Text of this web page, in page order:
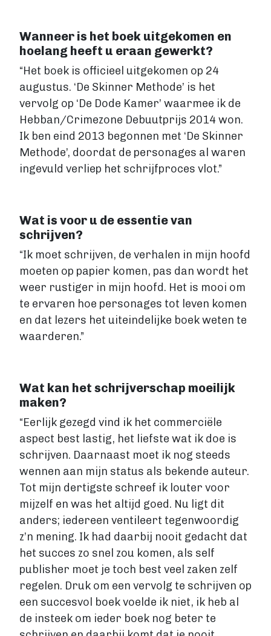
Boek schrijven
FICTIE
Fictie
Chicklit
Fantasy
Kinderboek
Roman
Thriller
Support
Prijzen
Blog
Over ons
Login
Account maken
Wanneer is het boek uitgekomen en
hoelang heeft u eraan gewerkt?
“Het boek is officieel uitgekomen op 24
augustus. ‘De Skinner Methode’ is het
vervolg op ‘De Dode Kamer’ waarmee ik de
Hebban/Crimezone Debuutprijs 2014 won.
Ik ben eind 2013 begonnen met ‘De Skinner
Methode’, doordat de personages al waren
ingevuld verliep het schrijfproces vlot.”
Wat is voor u de essentie van
schrijven?
“Ik moet schrijven, de verhalen in mijn hoofd
moeten op papier komen, pas dan wordt het
weer rustiger in mijn hoofd. Het is mooi om
te ervaren hoe personages tot leven komen
en dat lezers het uiteindelijke boek weten te
waarderen.”
Wat kan het schrijverschap moeilijk
maken?
“Eerlijk gezegd vind ik het commerciële
aspect best lastig, het liefste wat ik doe is
schrijven. Daarnaast moet ik nog steeds
wennen aan mijn status als bekende auteur.
Tot mijn dertigste schreef ik louter voor
mijzelf en was het altijd goed. Nu ligt dit
anders; iedereen ventileert tegenwoordig
z’n mening. Ik had daarbij nooit gedacht dat
het succes zo snel zou komen, als self
publisher moet je toch best veel zaken zelf
regelen. Druk om een vervolg te schrijven op
een succesvol boek voelde ik niet, ik heb al
de insteek om ieder boek nog beter te